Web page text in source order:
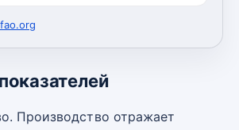
Производство отражает